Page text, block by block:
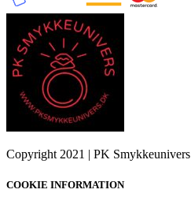
Copyright 2021 | PK Smykkeunivers
COOKIE INFORMATION